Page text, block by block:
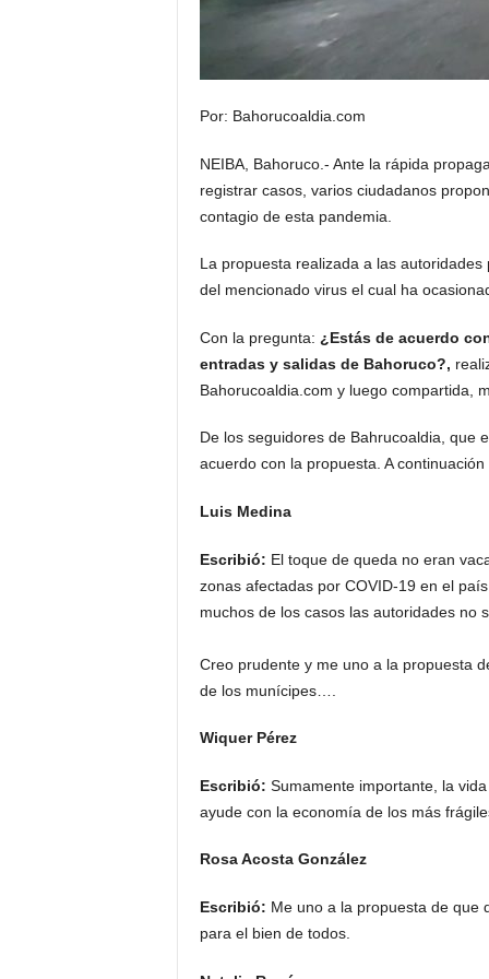
Por: Bahorucoaldia.com
NEIBA, Bahoruco.- Ante la rápida
registrar casos, varios ciudadanos
contagio de esta pandemia.
La propuesta realizada a las
del mencionado virus el cual ha
Con la pregunta: ¿Estás de acuerdo
entradas y salidas de Bahoruco?,
Bahorucoaldia.com y luego compartida,
De los seguidores de Bahrucoaldia, que
acuerdo con la propuesta. A
Luis Medina
Escribió: El toque de queda no eran
zonas afectadas por COVID-19 en el
muchos de los casos las autoridades no
Creo prudente y me uno a la propuesta
de los munícipes….
Wiquer Pérez
Escribió: Sumamente importante, la
ayude con la economía de los más
Rosa Acosta González
Escribió: Me uno a la propuesta de que
para el bien de todos.